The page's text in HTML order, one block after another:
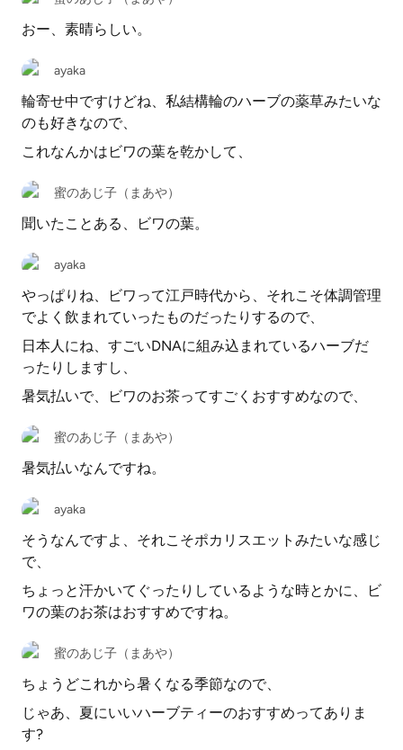
おー、素晴らしい。
ayaka
輪寄せ中ですけどね、私結構輪のハーブの薬草みたいな
のも好きなので、
これなんかはビワの葉を乾かして、
蜜のあじ子（まあや）
聞いたことある、ビワの葉。
ayaka
やっぱりね、ビワって江戸時代から、それこそ体調管理
でよく飲まれていったものだったりするので、
日本人にね、すごいDNAに組み込まれているハーブだ
ったりしますし、
暑気払いで、ビワのお茶ってすごくおすすめなので、
蜜のあじ子（まあや）
暑気払いなんですね。
ayaka
そうなんですよ、それこそポカリスエットみたいな感じ
で、
ちょっと汗かいてぐったりしているような時とかに、ビ
ワの葉のお茶はおすすめですね。
蜜のあじ子（まあや）
ちょうどこれから暑くなる季節なので、
じゃあ、夏にいいハーブティーのおすすめってありま
す?